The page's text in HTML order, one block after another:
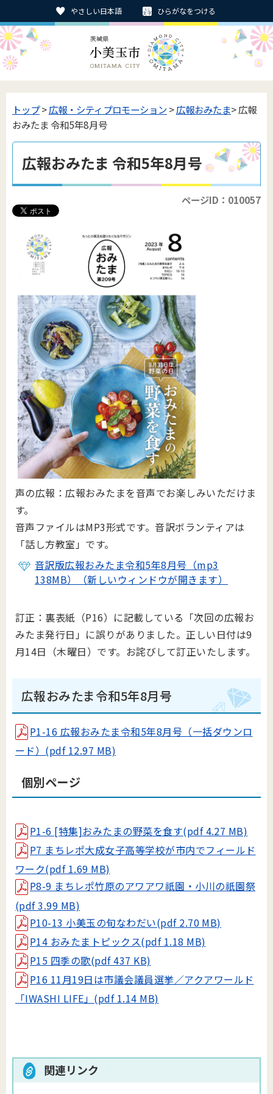
やさしい日本語 ひらがなをつける
トップ>広報・シティプロモーション>広報おみたま> 広報
おみたま 令和5年8月号
広報おみたま 令和5年8月号
ページID：010057
声の広報：広報おみたまを音声でお楽しみいただけま
す。
音声ファイルはMP3形式です。音訳ボランティアは
「話し方教室」です。
音訳版広報おみたま令和5年8月号（mp3
138MB）（新しいウィンドウが開きます）
訂正：裏表紙（P16）に記載している「次回の広報お
みたま発行日」に誤りがありました。正しい日付は9
月14日（木曜日）です。お詫びして訂正いたします。
広報おみたま令和5年8月号
P1-16 広報おみたま令和5年8月号（一括ダウンロ
ード）(pdf 12.97 MB)
個別ページ
P1-6 [特集]おみたまの野菜を食す(pdf 4.27 MB)
P7 まちレポ大成女子高等学校が市内でフィールド
ワーク(pdf 1.69 MB)
P8-9 まちレポ竹原のアワアワ祇園・小川の祇園祭
(pdf 3.99 MB)
P10-13 小美玉の旬なわだい(pdf 2.70 MB)
P14 おみたまトピックス(pdf 1.18 MB)
P15 四季の歌(pdf 437 KB)
P16 11月19日は市議会議員選挙／アクアワールド
「IWASHI LIFE」(pdf 1.14 MB)
関連リンク